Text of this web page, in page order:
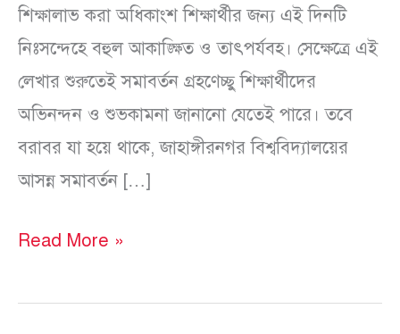
শিক্ষালাভ করা অধিকাংশ শিক্ষার্থীর জন্য এই দিনটি
নিঃসন্দেহে বহুল আকাঙ্ক্ষিত ও তাৎপর্যবহ। সেক্ষেত্রে এই
লেখার শুরুতেই সমাবর্তন গ্রহণেচ্ছু শিক্ষার্থীদের
অভিনন্দন ও শুভকামনা জানানো যেতেই পারে। তবে
বরাবর যা হয়ে থাকে, জাহাঙ্গীরনগর বিশ্ববিদ্যালয়ের
আসন্ন সমাবর্তন […]
Read More »